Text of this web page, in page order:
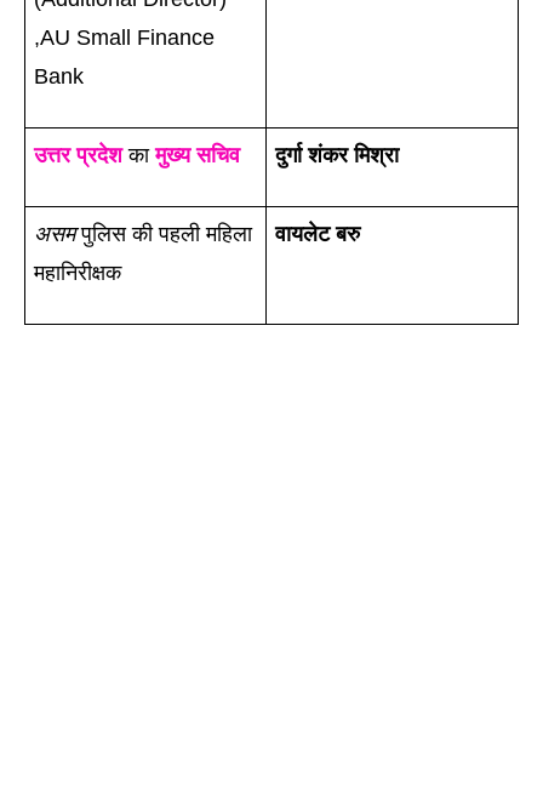
,AU Small Finance
Bank
उत्तर प्रदेश का मुख्य सचिव दुर्गा शंकर मिश्रा
असम पुलिस की पहली महिला
महानिरीक्षक
वायलेट बरु